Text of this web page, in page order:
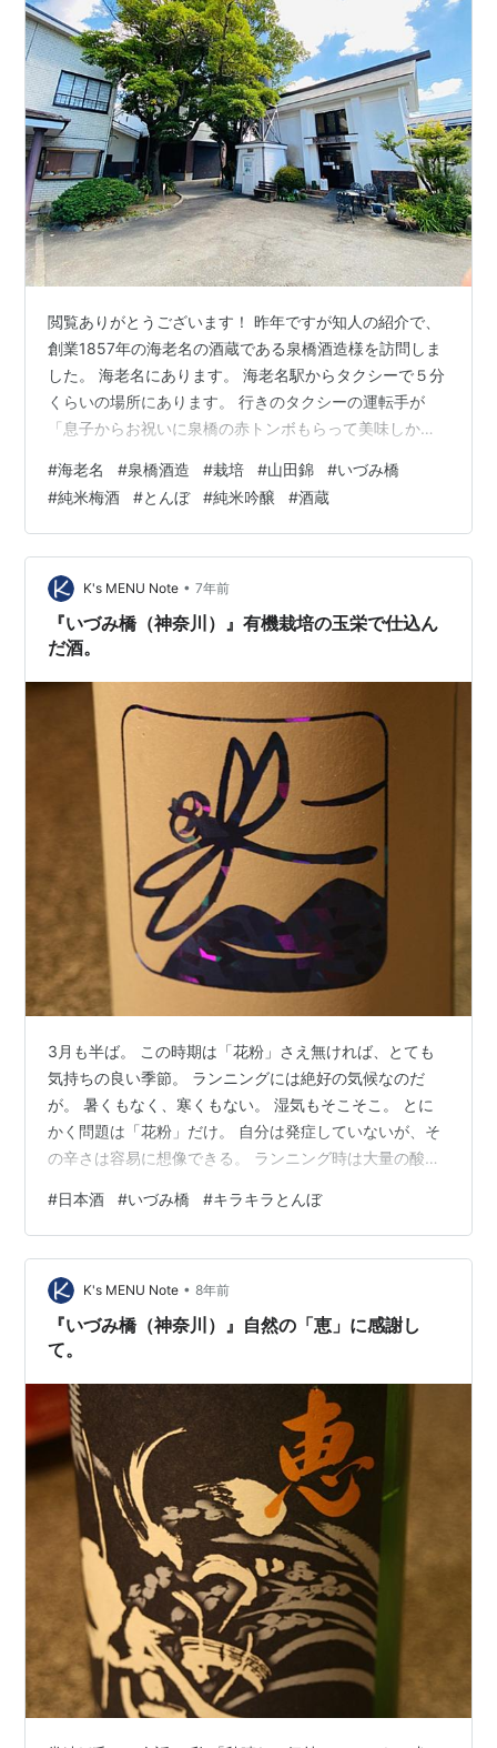
閲覧ありがとうございます！ 昨年ですが知人の紹介で、
創業1857年の海老名の酒蔵である泉橋酒造様を訪問しま
した。 海老名にあります。 海老名駅からタクシーで５分
くらいの場所にあります。 行きのタクシーの運転手が
「息子からお祝いに泉橋の赤トンボもらって美味しかっ
行きのタクシーの中でも評判です。 「夏子の酒」や獺祭
の「逆境経営」しか読んだことないのですが、こんなレ
ベルの日本酒🍶知識で見学に挑戦しました。 海老名駅に
は来年早い段階で小田急ロマンスカーミュージアムが出
来るようです。 『待ち遠しい海老名のロマンスカーミュ
ージアム』小田急海老名駅に…
#海老名 #泉橋酒造 #栽培 #山田錦 #いづみ橋
#純米梅酒 #とんぼ #純米吟醸 #酒蔵
K's MENU Note • 7年前
『いづみ橋（神奈川）』有機栽培の玉栄で仕込ん
だ酒。
3月も半ば。 この時期は「花粉」さえ無ければ、とても
気持ちの良い季節。 ランニングには絶好の気候なのだ
が。 暑くもなく、寒くもない。 湿気もそこそこ。 とに
かく問題は「花粉」だけ。 自分は発症していないが、そ
の辛さは容易に想像できる。 ランニング時は大量の酸素
怖い。 致し方ないので、マスクを付けて走ることに。 当
然、呼吸しづらい。 酸欠の危険まである。 それでも「花
粉大量吸引」のリスクに比べたら、まだマシ。 高地練習
のような効果が期待できたり？ とにかく、早いとこ花粉
が収束してくれるのを願う。 ・・・・・ そして、いよい
よ本格的な「春」間近。 …
#日本酒 #いづみ橋 #キラキラとんぼ
K's MENU Note • 8年前
『いづみ橋（神奈川）』自然の「恵」に感謝し
て。